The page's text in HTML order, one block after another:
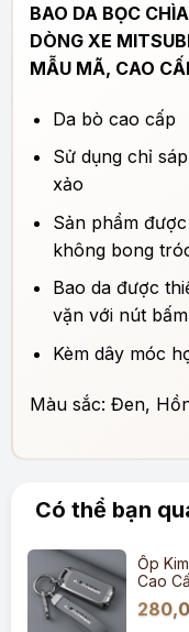
BAO DA BỌC
DÒNG XE
MẪU MÃ, CAO
Da bò cao cấp
Sử dụng chỉ
xảo
Sản phẩm
không bong
Bao da được
vặn với nút bấm
Kèm dây móc
Màu sắc: Đen,
Có thể bạn
Ốp
Cao